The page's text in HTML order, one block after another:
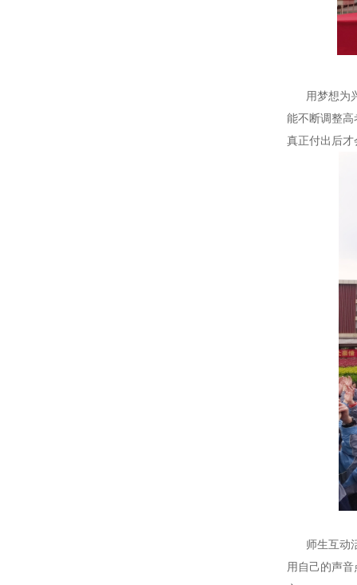
用梦想为兴
能不断调整
真正付出后
师生互动活
用自己的声